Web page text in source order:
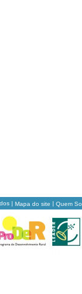
| Mapa do site | Quem